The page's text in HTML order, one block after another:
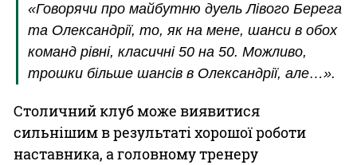
«Говорячи про майбутню дуель Лівого Берега
та Олександрії, то, як на мене, шанси в обох
команд рівні, класичні 50 на 50. Можливо,
трошки більше шансів в Олександрії, але…».
Столичний клуб може виявитися
сильнішим в результаті хорошої роботи
наставника, а головному тренеру